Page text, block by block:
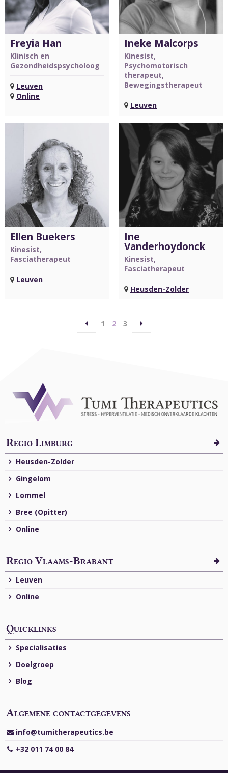
Freyia Han
Klinisch en
Gezondheidspsycholoog
Leuven
Online
Ineke Malcorps
Kinesist,
Psychomotorisch
therapeut,
Bewegingstherapeut
Leuven
Ellen Buekers
Kinesist,
Fasciatherapeut
Leuven
Ine
Vanderhoydonck
Kinesist,
Fasciatherapeut
Heusden-Zolder
Vorige
1 2 3 Volgende
Regio Limburg
Heusden-Zolder
Gingelom
Lommel
Bree (Opitter)
Online
Regio Vlaams-Brabant
Leuven
Online
Quicklinks
Specialisaties
Doelgroep
Blog
Algemene contactgegevens
info@tumitherapeutics.be
+32 011 74 00 84